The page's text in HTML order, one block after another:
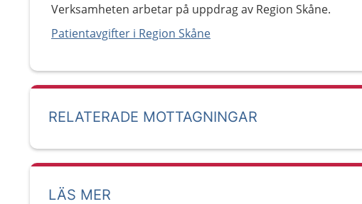
Verksamheten arbetar på uppdrag av Region Skåne.
Patientavgifter i Region Skåne
RELATERADE MOTTAGNINGAR
LÄS MER